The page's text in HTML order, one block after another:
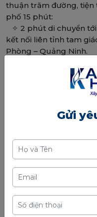
thuận trăm đường, tiện
phố 15 phút:
✧ 2 phút di chuyển tới
kết nối liên tỉnh tam
Phòng – Quảng Ninh.
✧ 2 phút di chuyển
bay Quốc Tế Nội Bài.
✧ 10 - 15 phút tới 3
Riverside, Vinhomes
✧ 15 phút tới khu vực
các Bộ, Ban, Ngành &
văn hóa thông tin Hà
Đặc biệt, Hệ thống xe
của Việt Nam - VinBus
dân dễ dàng di
Hà Nội.
Gửi